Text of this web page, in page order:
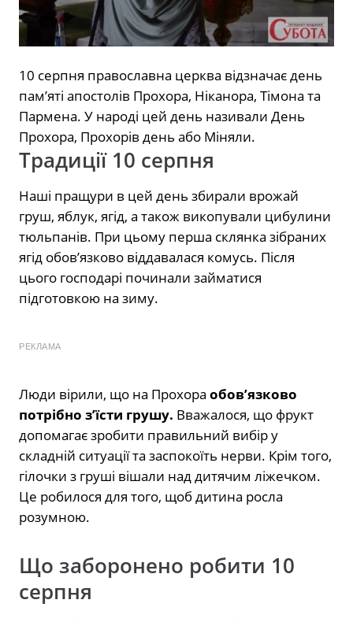
10 серпня православна церква відзначає день
пам’яті апостолів Прохора, Ніканора, Тімона та
Пармена. У народі цей день називали День
Прохора, Прохорів день або Міняли.
Традиції 10 серпня
Наші пращури в цей день збирали врожай
груш, яблук, ягід, а також викопували цибулини
тюльпанів. При цьому перша склянка зібраних
ягід обов’язково віддавалася комусь. Після
цього господарі починали займатися
підготовкою на зиму.
РЕКЛАМА
Люди вірили, що на Прохора обов’язково
потрібно з’їсти грушу. Вважалося, що фрукт
допомагає зробити правильний вибір у
складній ситуації та заспокоїть нерви. Крім того,
гілочки з груші вішали над дитячим ліжечком.
Це робилося для того, щоб дитина росла
розумною.
Що заборонено робити 10
серпня